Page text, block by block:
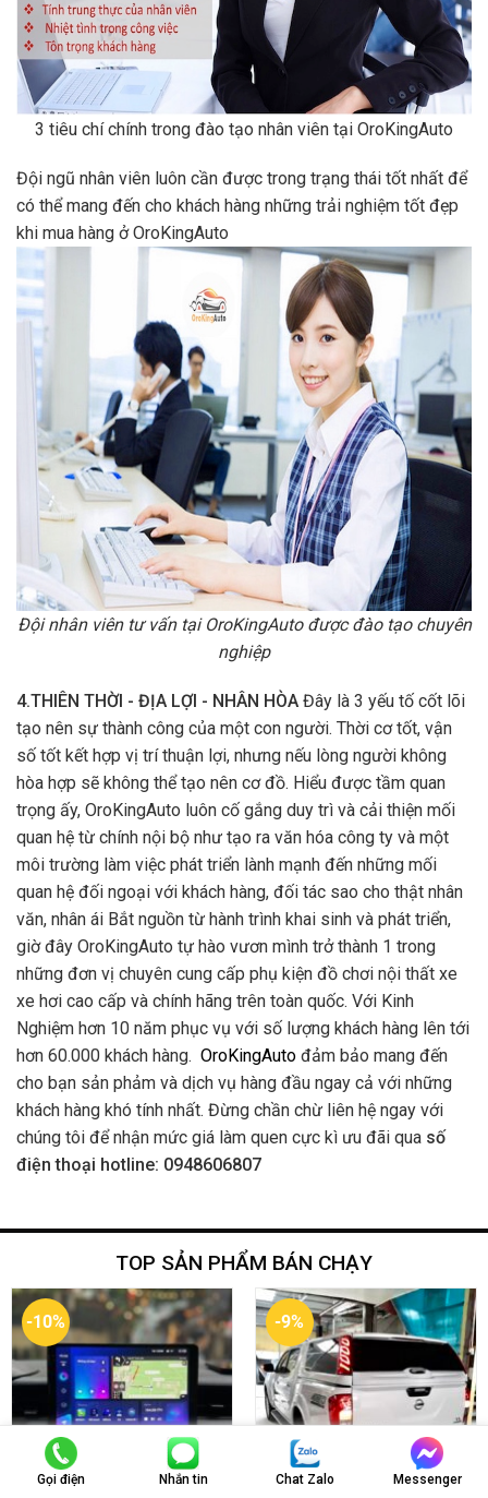
3 tiêu chí chính trong đào tạo nhân viên tại OroKingAuto
Đội ngũ nhân viên luôn cần được trong trạng thái tốt nhất để
có thể mang đến cho khách hàng những trải nghiệm tốt đẹp
khi mua hàng ở OroKingAuto
Đội nhân viên tư vấn tại OroKingAuto được đào tạo chuyên
nghiệp
4.THIÊN THỜI - ĐỊA LỢI - NHÂN HÒA Đây là 3 yếu tố cốt lõi
tạo nên sự thành công của một con người. Thời cơ tốt, vận
số tốt kết hợp vị trí thuận lợi, nhưng nếu lòng người không
hòa hợp sẽ không thể tạo nên cơ đồ. Hiểu được tầm quan
trọng ấy, OroKingAuto luôn cố gắng duy trì và cải thiện mối
quan hệ từ chính nội bộ như tạo ra văn hóa công ty và một
môi trường làm việc phát triển lành mạnh đến những mối
quan hệ đối ngoại với khách hàng, đối tác sao cho thật nhân
văn, nhân ái Bắt nguồn từ hành trình khai sinh và phát triển,
giờ đây OroKingAuto tự hào vươn mình trở thành 1 trong
những đơn vị chuyên cung cấp phụ kiện đồ chơi nội thất xe
xe hơi cao cấp và chính hãng trên toàn quốc. Với Kinh
Nghiệm hơn 10 năm phục vụ với số lượng khách hàng lên tới
hơn 60.000 khách hàng. OroKingAuto đảm bảo mang đến
cho bạn sản phảm và dịch vụ hàng đầu ngay cả với những
khách hàng khó tính nhất. Đừng chần chừ liên hệ ngay với
chúng tôi để nhận mức giá làm quen cực kì ưu đãi qua số
điện thoại hotline: 0948606807
TOP SẢN PHẨM BÁN CHẠY
-10% -9%
Gọi điện Nhắn tin Chat Zalo Messenger